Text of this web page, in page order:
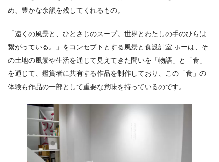
め、豊かな余韻を残してくれるもの。
「遠くの風景と、ひとさじのスープ。世界とわたしの手のひらは
繋がっている。」をコンセプトとする風景と食設計室 ホーは、そ
の土地の風景や生活を通じて見えてきた問いを「物語」と「食」
を通じて、鑑賞者に共有する作品を制作しており、この「食」の
体験も作品の一部として重要な意味を持っているのです。